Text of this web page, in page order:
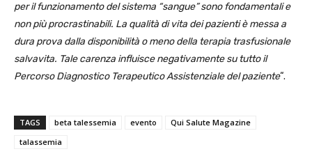
per il funzionamento del sistema “sangue” sono fondamentali e
non più procrastinabili. La qualità di vita dei pazienti è messa a
dura prova dalla disponibilità o meno della terapia trasfusionale
salvavita. Tale carenza influisce negativamente su tutto il
Percorso Diagnostico Terapeutico Assistenziale del paziente“.
TAGS beta talessemia evento
Qui Salute Magazine
talassemia